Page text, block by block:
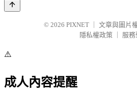
© 2026 PIXNET
文章與圖片
隱私權政策
服務
⚠️
成人內容提醒